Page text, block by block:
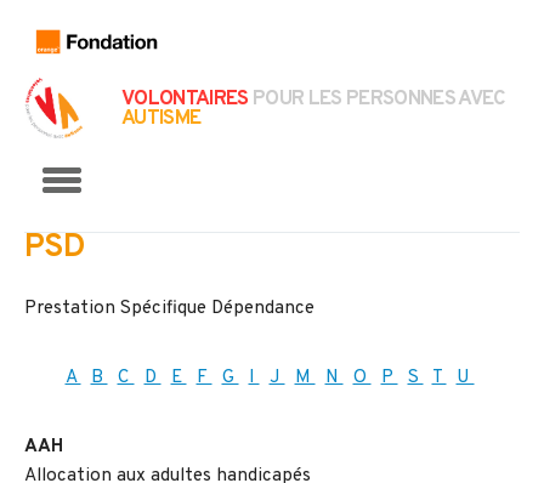
VOLONTAIRES POUR LES PERSONNES AVEC
AUTISME
PSD
Prestation Spécifique Dépendance
A B C D E F G I J M N O P S T U
AAH
Allocation aux adultes handicapés